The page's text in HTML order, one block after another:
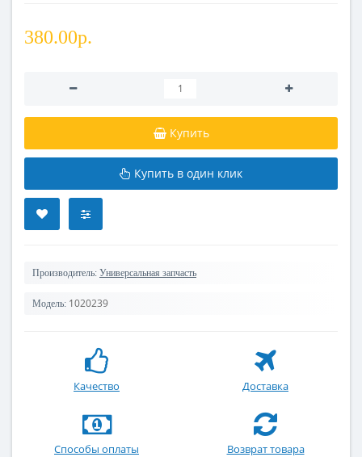
380.00р.
Купить
Купить в один клик
Производитель: Универсальная запчасть
Модель: 1020239
Качество Доставка
Способы оплаты Возврат товара